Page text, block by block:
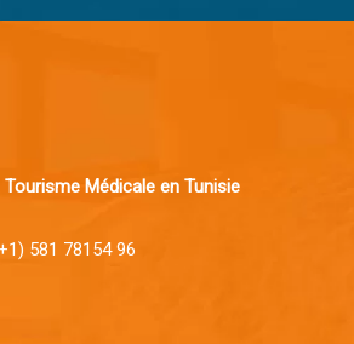
Médicale en Tunisie
581 78154 96